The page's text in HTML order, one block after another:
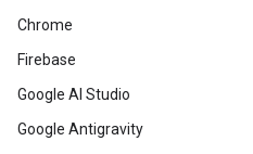
Chrome
Firebase
Google AI Studio
Google Antigravity